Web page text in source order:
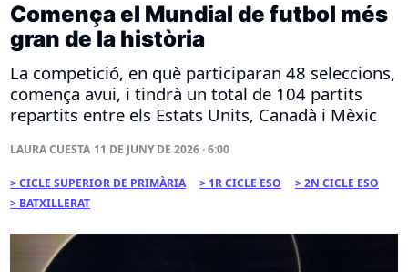
Comença el Mundial de futbol més
gran de la història
La competició, en què participaran 48 seleccions,
comença avui, i tindrà un total de 104 partits
repartits entre els Estats Units, Canadà i Mèxic
LAURA CUESTA 11 DE JUNY DE 2026 · 6:00
CICLE SUPERIOR DE PRIMÀRIA 1R CICLE ESO
2N CICLE ESO
BATXILLERAT